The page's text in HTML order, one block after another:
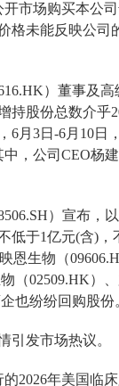
市场购买本公
格未能反映公司
）董事及
持股份总数介乎
6月3日-6月10日
，公司CEO杨
）宣布，
低于1亿元(含)，
恩生物（
（02509.HK）
也纷纷回购股份
引发市场热议。
2026年美国临